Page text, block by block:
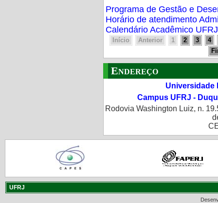
Programa de Gestão e
Horário de atendimento
Calendário Acadêmico
Início Anterior 1 2 3
4
Endereço
Universidade
Campus UFRJ -
Rodovia Washington Luiz, n.
UFRJ